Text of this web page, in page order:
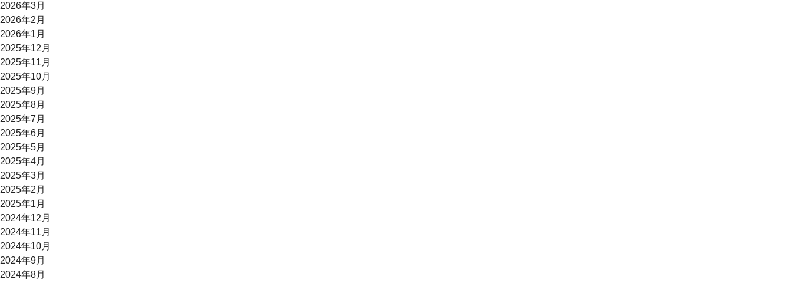
2026年3月
2026年2月
2026年1月
2025年12月
2025年11月
2025年10月
2025年9月
2025年8月
2025年7月
2025年6月
2025年5月
2025年4月
2025年3月
2025年2月
2025年1月
2024年12月
2024年11月
2024年10月
2024年9月
2024年8月